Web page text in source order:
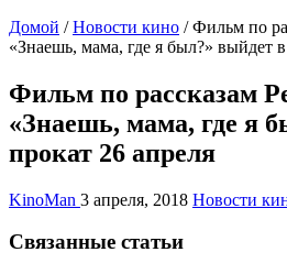
Домой / Новости кино / Фильм по
«Знаешь, мама, где я был?» выйдет
Фильм по рассказам
«Знаешь, мама, где я
прокат 26 апреля
KinoMan 3 апреля, 2018 Новости
Связанные статьи